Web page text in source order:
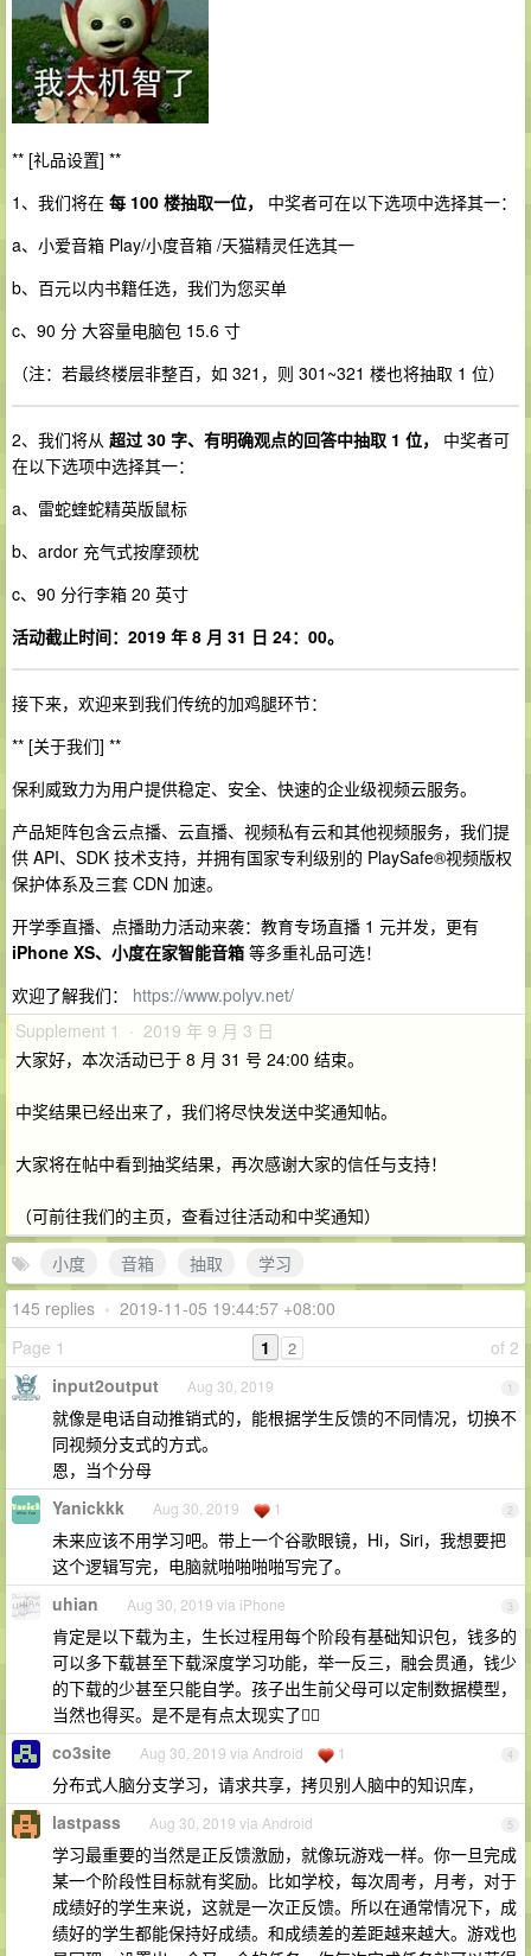
** [礼品设置] **
1、我们将在 每 100 楼抽取一位，
中奖者可在以下选项中选择其一：
a、小爱音箱 Play/小度音箱 /天猫精灵任选其一
b、百元以内书籍任选，我们为您买单
c、90 分 大容量电脑包 15.6 寸
（注：若最终楼层非整百，如 321，则 301~321 楼也将抽取 1 位）
2、我们将从 超过 30 字、有明确观点的回答中抽取 1 位，
中奖者可
在以下选项中选择其一：
a、雷蛇蝰蛇精英版鼠标
b、ardor 充气式按摩颈枕
c、90 分行李箱 20 英寸
活动截止时间：2019 年 8 月 31 日 24：00。
接下来，欢迎来到我们传统的加鸡腿环节：
** [关于我们] **
保利威致力为用户提供稳定、安全、快速的企业级视频云服务。
产品矩阵包含云点播、云直播、视频私有云和其他视频服务，我们提
供 API、SDK 技术支持，并拥有国家专利级别的 PlaySafe®视频版权
保护体系及三套 CDN 加速。
开学季直播、点播助力活动来袭：教育专场直播 1 元并发，更有
iPhone XS、小度在家智能音箱 等多重礼品可选！
欢迎了解我们： https://www.polyv.net/
Supplement 1 · 2019 年 9 月 3 日
大家好，本次活动已于 8 月 31 号 24:00 结束。
中奖结果已经出来了，我们将尽快发送中奖通知帖。
大家将在帖中看到抽奖结果，再次感谢大家的信任与支持！
（可前往我们的主页，查看过往活动和中奖通知）
小度
音箱 抽取
学习
145 replies • 2019-11-05 19:44:57 +08:00
Page 1
of 2
1 2
1
input2output Aug 30, 2019
就像是电话自动推销式的，能根据学生反馈的不同情况，切换不
同视频分支式的方式。
恩，当个分母
2
Yanickkk Aug 30, 2019 1
未来应该不用学习吧。带上一个谷歌眼镜，Hi，Siri，我想要把
这个逻辑写完，电脑就啪啪啪啪写完了。
3
uhian Aug 30, 2019 via iPhone
肯定是以下载为主，生长过程用每个阶段有基础知识包，钱多的
可以多下载甚至下载深度学习功能，举一反三，融会贯通，钱少
的下载的少甚至只能自学。孩子出生前父母可以定制数据模型，
当然也得买。是不是有点太现实了🤦‍♂️
4
co3site Aug 30, 2019 via Android 1
分布式人脑分支学习，请求共享，拷贝别人脑中的知识库，
5
lastpass Aug 30, 2019 via Android
学习最重要的当然是正反馈激励，就像玩游戏一样。你一旦完成
某一个阶段性目标就有奖励。比如学校，每次周考，月考，对于
成绩好的学生来说，这就是一次正反馈。所以在通常情况下，成
绩好的学生都能保持好成绩。和成绩差的差距越来越大。游戏也